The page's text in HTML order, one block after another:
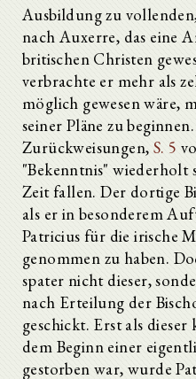
Ausbildung zu
nach Auxerre, das eine
britischen Christen
verbrachte er mehr als
möglich gewesen wäre,
seiner Pläne zu
Zurückweisungen, S. 5
"Bekenntnis" wiederholt
Zeit fallen. Der dortige
als er in besonderem
Patricius für die irische
genommen zu haben.
spater nicht dieser,
nach Erteilung der
geschickt. Erst als
dem Beginn einer
gestorben war, wurde